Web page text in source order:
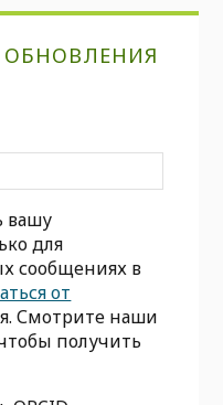
вашу
для
сообщениях в
от
Смотрите наши
получить